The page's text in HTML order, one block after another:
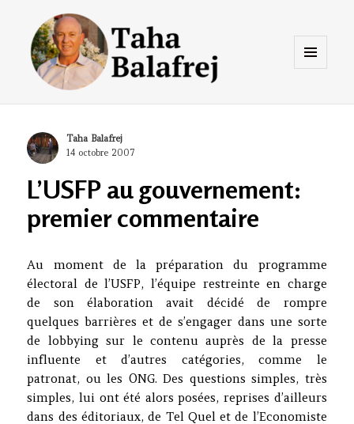
Taha Balafrej Blog
Author
Taha Balafrej
Posted
14 octobre 2007
L’USFP au gouvernement:
premier commentaire
Au moment de la préparation du programme
électoral de l’USFP, l’équipe restreinte en charge
de son élaboration avait décidé de rompre
quelques barrières et de s’engager dans une sorte
de lobbying sur le contenu auprès de la presse
influente et d’autres catégories, comme le
patronat, ou les ONG. Des questions simples, très
simples, lui ont été alors posées, reprises d’ailleurs
dans des éditoriaux, de Tel Quel et de l’Economiste